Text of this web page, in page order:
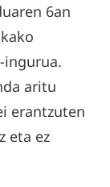
6an
ingurua.
aritu
erantzuten
eta ez